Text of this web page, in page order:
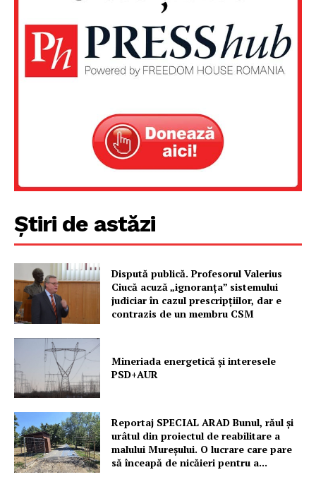
Contact
Știri de astăzi
Dispută publică. Profesorul Valerius
Ciucă acuză „ignoranța” sistemului
judiciar în cazul prescripțiilor, dar e
contrazis de un membru CSM
Mineriada energetică și interesele
PSD+AUR
Reportaj SPECIAL ARAD Bunul, răul și
urâtul din proiectul de reabilitare a
malului Mureșului. O lucrare care pare
să înceapă de nicăieri pentru a...